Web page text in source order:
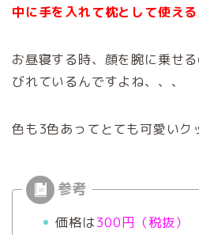
中に手を入れて枕として使える
お昼寝する時、顔を腕に乗せ
びれているんですよね、、、
色も3色あってとても可愛いク
価格は300円（税抜）